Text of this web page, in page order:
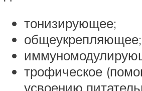
тонизирующее;
общеукрепляющее;
трофическое
усвоению